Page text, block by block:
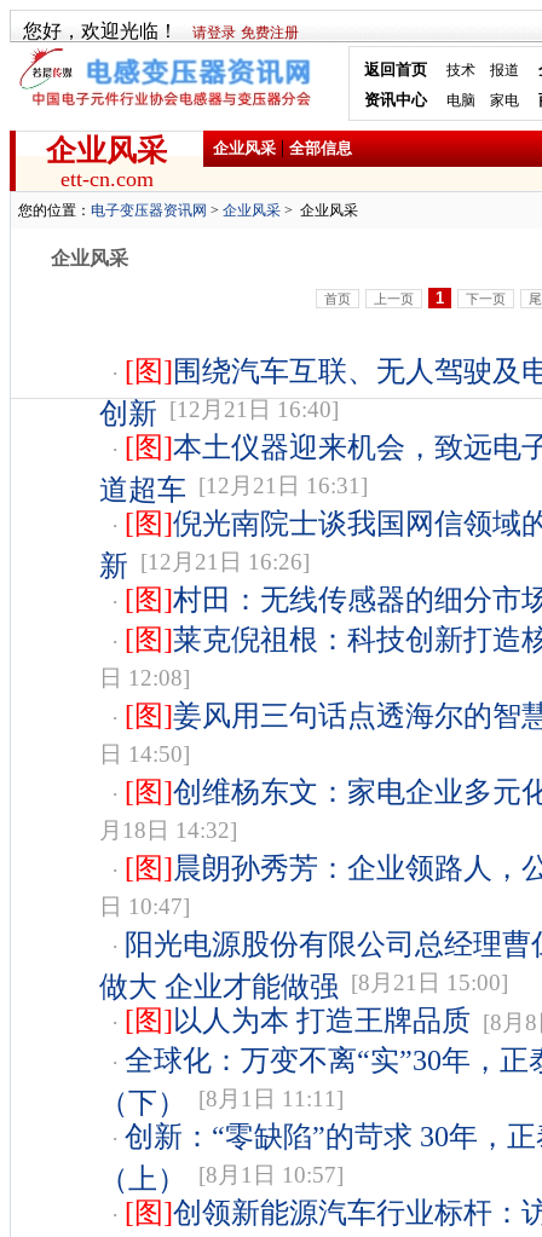
您好，欢迎光临！ 请登录 免费注册
返回首页 技术 报道
资讯中心
电脑 家电
企业风采
ett-cn.com
企业风采|全部信息
您的位置： 电子变压器资讯网 > 企业风采 > 企业风采
企业风采
首页 上一页 1 下一页
· [图]围绕汽车互联、无人驾驶及
创新 [12月21日 16:40]
· [图]本土仪器迎来机会，致远电
道超车 [12月21日 16:31]
· [图]倪光南院士谈我国网信领域
新 [12月21日 16:26]
· [图]村田：无线传感器的细分市
· [图]莱克倪祖根：科技创新打造
日 12:08]
· [图]姜风用三句话点透海尔的智
日 14:50]
· [图]创维杨东文：家电企业多元
月18日 14:32]
· [图]晨朗孙秀芳：企业领路人，
日 10:47]
· 阳光电源股份有限公司总经理
做大 企业才能做强 [8月21日 15:00]
· [图]以人为本 打造王牌品质 [8月8
· 全球化：万变不离“实”30年，正
（下）
[8月1日 11:11]
· 创新：“零缺陷”的苛求 30年，
（上）
[8月1日 10:57]
· [图]创领新能源汽车行业标杆：